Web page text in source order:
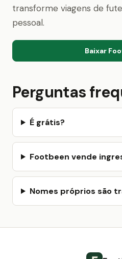
transforme viagens de
pessoal.
Baixar
Perguntas
É grátis?
Footbeen vende
Nomes próprios são